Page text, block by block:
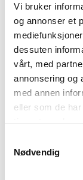
Vi bruker
og annonser et
dessuten
vårt, med
annonsering og
med annen
eller som de
tjenestene
Nødvendig
Før